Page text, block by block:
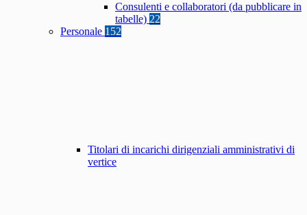
Consulenti e collaboratori (da pubblicare in
tabelle) 22
Personale 152
Titolari di incarichi dirigenziali amministrativi di
vertice